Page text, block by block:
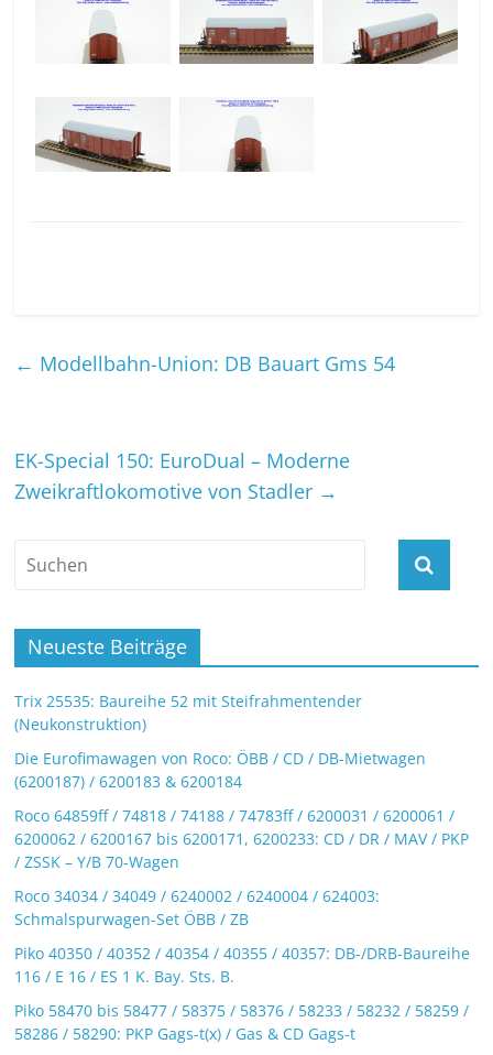
← Modellbahn-Union: DB Bauart Gms 54
EK-Special 150: EuroDual – Moderne
Zweikraftlokomotive von Stadler →
Neueste Beiträge
Trix 25535: Baureihe 52 mit Steifrahmentender
(Neukonstruktion)
Die Eurofimawagen von Roco: ÖBB / CD / DB-Mietwagen
(6200187) / 6200183 & 6200184
Roco 64859ff / 74818 / 74188 / 74783ff / 6200031 / 6200061 /
6200062 / 6200167 bis 6200171, 6200233: CD / DR / MAV / PKP
/ ZSSK – Y/B 70-Wagen
Roco 34034 / 34049 / 6240002 / 6240004 / 624003:
Schmalspurwagen-Set ÖBB / ZB
Piko 40350 / 40352 / 40354 / 40355 / 40357: DB-/DRB-Baureihe
116 / E 16 / ES 1 K. Bay. Sts. B.
Piko 58470 bis 58477 / 58375 / 58376 / 58233 / 58232 / 58259 /
58286 / 58290: PKP Gags-t(x) / Gas & CD Gags-t